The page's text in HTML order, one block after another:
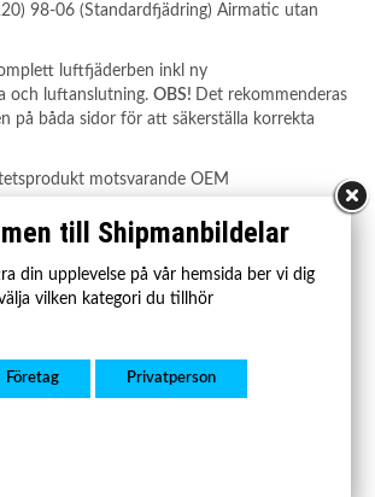
98-06 (Standardfjädring) Airmatic utan
luftfjäderben inkl ny
och luftanslutning. OBS! Det rekommenderas
på båda sidor för att säkerställa korrekta
motsvarande OEM
till Shipmanbildelar
din upplevelse på vår hemsida ber vi dig
vilken kategori du tillhör
Företag Privatperson